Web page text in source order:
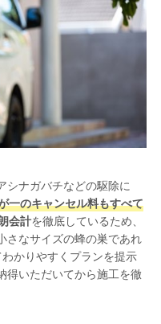
シナガバチなどの駆除に
一のキャンセル料もすべて
会計を徹底しているため、
さなサイズの蜂の巣であれ
かりやすくプランを提示
得いただいてから施工を徹